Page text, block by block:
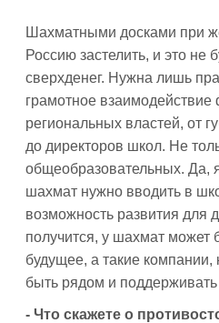
Шахматными досками при
Россию застелить, и это не
сверхденег. Нужна лишь
грамотное
региональных властей, от
до директоров школ. Не
общеобразовательных. Да,
шахмат нужно вводить в
возможность развития для
получится, у шахмат может
будущее, а такие компании,
быть рядом и
- Что скажете о